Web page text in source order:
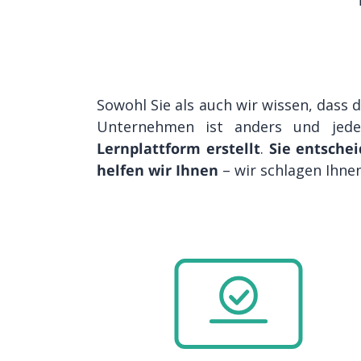
Sowohl Sie als auch wir wissen,
Unternehmen ist anders und
Lernplattform erstellt. Sie
helfen wir Ihnen – wir schlagen